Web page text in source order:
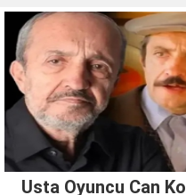
Usta Oyuncu Can